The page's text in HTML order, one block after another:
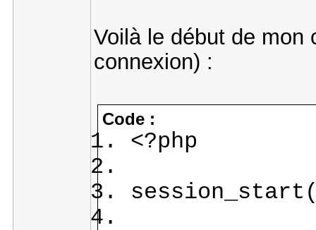
Voilà le début de mon
connexion) :
Code :
<?php